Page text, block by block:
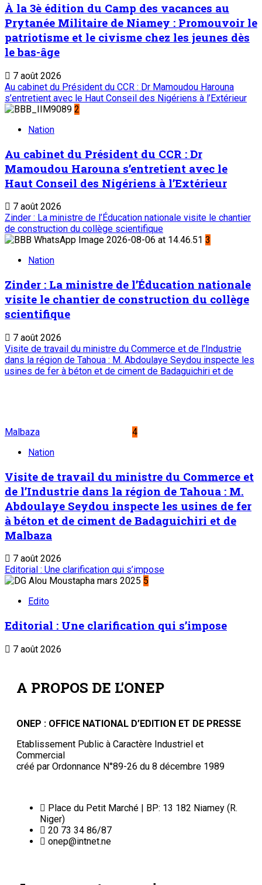
À la 3è édition du Camp des vacances au
Prytanée Militaire de Niamey : Promouvoir le
patriotisme et le civisme chez les jeunes dès
le bas-âge
7 août 2026
Au cabinet du Président du CCR : Dr Mamoudou Harouna
s’entretient avec le Haut Conseil des Nigériens à l’Extérieur
2
Nation
Au cabinet du Président du CCR : Dr
Mamoudou Harouna s’entretient avec le
Haut Conseil des Nigériens à l’Extérieur
7 août 2026
Zinder : La ministre de l’Éducation nationale visite le chantier
de construction du collège scientifique
3
Nation
Zinder : La ministre de l’Éducation nationale
visite le chantier de construction du collège
scientifique
7 août 2026
Visite de travail du ministre du Commerce et de l’Industrie
dans la région de Tahoua : M. Abdoulaye Seydou inspecte les
usines de fer à béton et de ciment de Badaguichiri et de
Malbaza
4
Nation
Visite de travail du ministre du Commerce et
de l’Industrie dans la région de Tahoua : M.
Abdoulaye Seydou inspecte les usines de fer
à béton et de ciment de Badaguichiri et de
Malbaza
7 août 2026
Editorial : Une clarification qui s’impose
5
Edito
Editorial : Une clarification qui s’impose
7 août 2026
A PROPOS DE L'ONEP
ONEP : OFFICE NATIONAL D’EDITION ET DE PRESSE
Etablissement Public à Caractère Industriel et
Commercial
créé par Ordonnance N°89-26 du 8 décembre 1989
Place du Petit Marché | BP: 13 182 Niamey (R.
Niger)
20 73 34 86/87
onep@intnet.ne